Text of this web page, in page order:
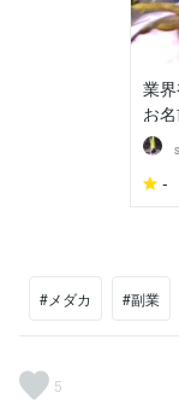
業
お
-
#メダカ #副業
5